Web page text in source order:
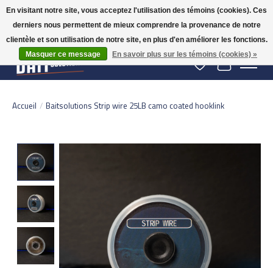
Gratis verzending vanaf 50 euro binnen NL | Op voorraad binnen 2-5 werkdagen
verzonden | België vanaf 70 euro gratis verzonden
Liste de souhaits
Panier
Accueil / Baitsolutions Strip wire 25LB camo coated hooklink
En visitant notre site, vous acceptez l'utilisation des témoins (cookies). Ces
derniers nous permettent de mieux comprendre la provenance de notre
clientèle et son utilisation de notre site, en plus d'en améliorer les fonctions.
Masquer ce message
En savoir plus sur les témoins (cookies) »